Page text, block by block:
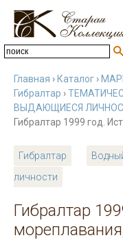
Главная › Каталог ›
Гибралтар ›
ВЫДАЮЩИЕСЯ
Гибралтар 1999 год.
Гибралтар
личности
Гибралтар